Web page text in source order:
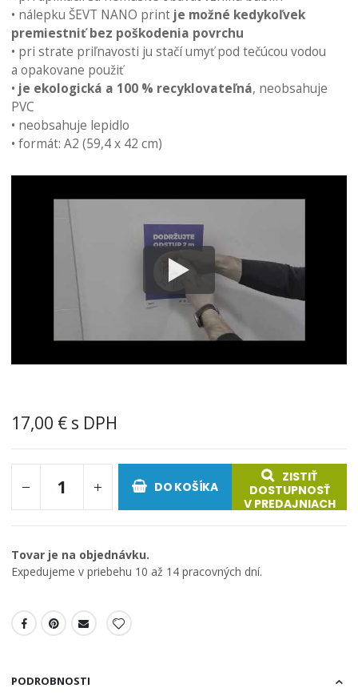
• nálepku ŠEVT NANO print je možné kedykoľvek
premiestniť bez poškodenia povrchu
• pri strate priľnavosti ju stačí umyť pod tečúcou vodou
a opakovane použiť
• je ekologická a 100 % recyklovateľná, neobsahuje
PVC
• neobsahuje lepidlo
• formát: A2 (59,4 x 42 cm)
17,00 €
DO KOŠÍKA
ZISTIŤ
DOSTUPNOSŤ
V PREDAJNIACH
Tovar je na objednávku.
Expedujeme v priebehu 10 až 14 pracovných dní.
PODROBNOSTI